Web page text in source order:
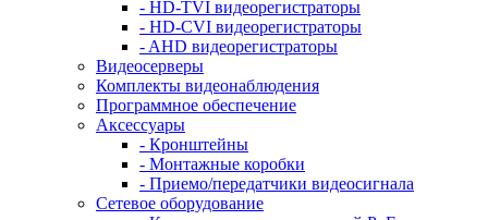
- HD-TVI видеорегистраторы
- HD-CVI видеорегистраторы
- AHD видеорегистраторы
Видеосерверы
Комплекты видеонаблюдения
Программное обеспечение
Аксессуары
- Кронштейны
- Монтажные коробки
- Приемо/передатчики видеосигнала
Сетевое оборудование